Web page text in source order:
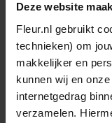
Deze website
Fleur.nl gebruikt
technieken) om
makkelijker en
kunnen wij en
internetgedrag
verzamelen.
kantoor of interieur
Lees volledige